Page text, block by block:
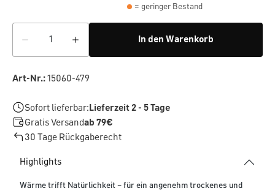
= geringer Bestand
In den Warenkorb
Art-Nr.:15060-479
Sofort lieferbar:Lieferzeit 2 - 5 Tage
Gratis Versandab 79€
30 Tage Rückgaberecht
Highlights
Wärme trifft Natürlichkeit – für ein angenehm trockenes und